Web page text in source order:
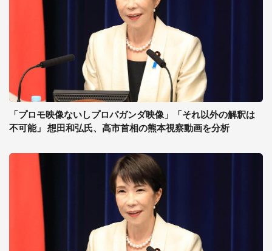
「プロモ映像ないしプロパガンダ映像」「それ以外の解釈は
不可能」 想田和弘氏、高市首相の熊本視察動画を分析